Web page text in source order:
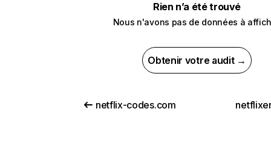
Rien n’a été trouvé
Nous n'avons pas de données à
Obtenir votre audit →
netflix-codes.com